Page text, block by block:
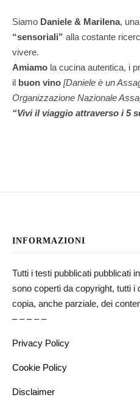
Siamo Daniele & Marilena, una
“sensoriali” alla costante
vivere.
Amiamo la cucina autentica, i
il buon vino [Daniele è un
Organizzazione Nazionale
“Vivi il viaggio attraverso i 5
INFORMAZIONI
Tutti i testi pubblicati pubblicati
sono coperti da copyright, tutti i
copia, anche parziale, dei
– – – – –
Privacy Policy
Cookie Policy
Disclaimer